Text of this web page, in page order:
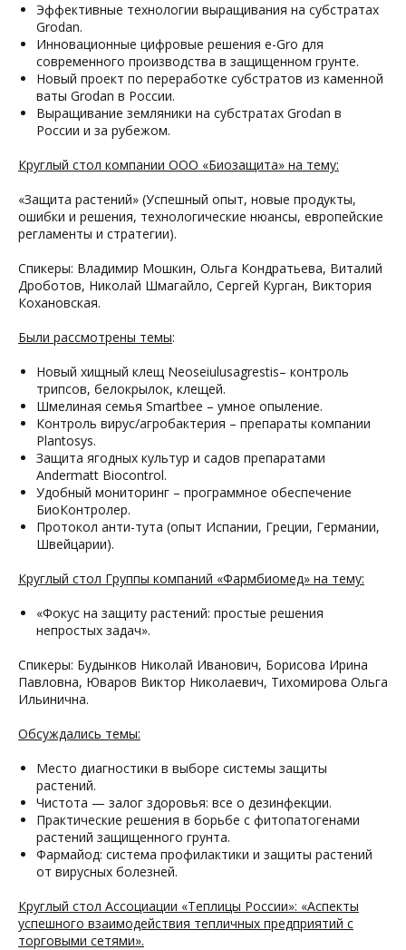
Эффективные технологии выращивания на субстратах
Grodan.
Инновационные цифровые решения e-Gro для
современного производства в защищенном грунте.
Новый проект по переработке субстратов из каменной
ваты Grodan в России.
Выращивание земляники на субстратах Grodan в
России и за рубежом.
Круглый стол компании ООО «Биозащита» на тему:
«Защита растений» (Успешный опыт, новые продукты,
ошибки и решения, технологические нюансы, европейские
регламенты и стратегии).
Спикеры: Владимир Мошкин, Ольга Кондратьева, Виталий
Дроботов, Николай Шмагайло, Сергей Курган, Виктория
Кохановская.
Были рассмотрены темы:
Новый хищный клещ Neoseiulusagrestis– контроль
трипсов, белокрылок, клещей.
Шмелиная семья Smartbee – умное опыление.
Контроль вирус/агробактерия – препараты компании
Plantosys.
Защита ягодных культур и садов препаратами
Andermatt Biocontrol.
Удобный мониторинг – программное обеспечение
БиоКонтролер.
Протокол анти-тута (опыт Испании, Греции, Германии,
Швейцарии).
Круглый стол Группы компаний «Фармбиомед» на тему:
«Фокус на защиту растений: простые решения
непростых задач».
Спикеры: Будынков Николай Иванович, Борисова Ирина
Павловна, Юваров Виктор Николаевич, Тихомирова Ольга
Ильинична.
Обсуждались темы:
Место диагностики в выборе системы защиты
растений.
Чистота — залог здоровья: все о дезинфекции.
Практические решения в борьбе с фитопатогенами
растений защищенного грунта.
Фармайод: система профилактики и защиты растений
от вирусных болезней.
Круглый стол Ассоциации «Теплицы России»: «Аспекты
успешного взаимодействия тепличных предприятий с
торговыми сетями».